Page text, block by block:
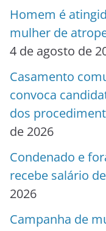
Homem é
mulher de
4 de agosto de
Casamento
convoca
dos
de 2026
Condenado e
recebe salário
2026
Campanha de